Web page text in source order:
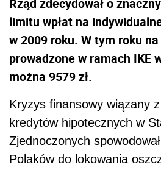
Rząd zdecydował o
limitu wpłat na
w 2009 roku. W tym roku
prowadzone w ramach IKE
można 9579 zł.
Kryzys finansowy wiązany
kredytów hipotecznych w
Zjednoczonych spowodował
Polaków do lokowania